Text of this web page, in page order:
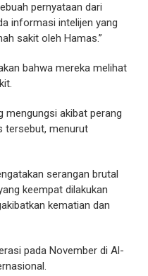
pernyataan dari
informasi intelijen yang
sakit oleh Hamas.”
bahwa mereka melihat
mengungsi akibat perang
tersebut, menurut
serangan brutal
keempat dilakukan
kematian dan
pada November di Al-